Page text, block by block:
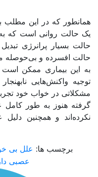
همانطور که در این مطلب
یک حالت روانی است که
حالت بسیار پرانرژی
حالت افسرده و بی‌حوصله
به این بیماری ممکن است
توجیه واکنش‌هایی
مشکلاتی در خواب خود
گرفته هنوز به‌ طور کامل
نکرده‌اند و همچنین
برچسب ها: علل بی
عصبی